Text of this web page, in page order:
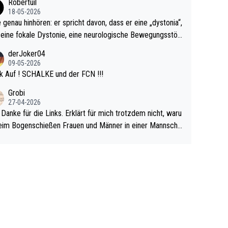
Robertuil
18-05-2026
genau hinhören: er spricht davon, dass er eine „dystonia“,
fokale Dystonie, eine neurologische Bewegungsstör
im Arm hat. Und, dass Medikamente ihm helfen! Ich gl
immer noch, dass sehr viele der Dartits-Fälle fälschlich p
könnten teils wirksam behandelt werden! Dafür müsst
nur zum Neurologen und nicht zum Mentaltrainer gehe
derJoker04
09-05-2026
Auf ! SCHALKE und der FCN !!!
Grobi
27-04-2026
Danke für die Links. Erklärt für mich trotzdem nicht, waru
Bogenschießen Frauen und Männer in einer Mannscha